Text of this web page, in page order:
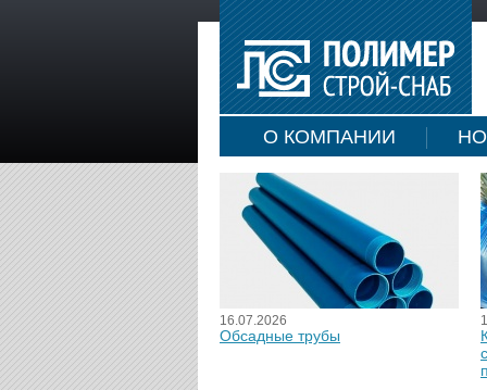
О КОМПАНИИ
16.07.2026
Обсадные трубы